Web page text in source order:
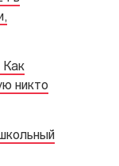
Как
никто